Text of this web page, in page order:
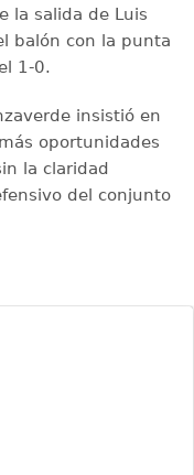
la salida de Luis
balón con la punta
1-0.
insistió en
oportunidades
la claridad
del conjunto